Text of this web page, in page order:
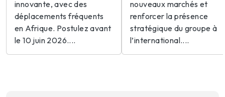
innovante, avec des
déplacements fréquents
en Afrique. Postulez avant
le 10 juin 2026....
nouveaux marchés et
renforcer la présence
stratégique du groupe à
l’international....